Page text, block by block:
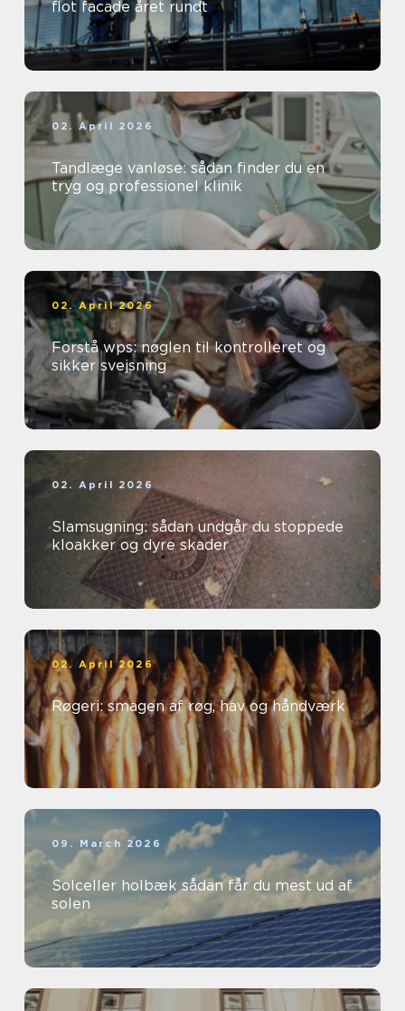
flot facade året rundt
02. April 2026
Tandlæge vanløse: sådan finder du en
tryg og professionel klinik
02. April 2026
Forstå wps: nøglen til kontrolleret og
sikker svejsning
02. April 2026
Slamsugning: sådan undgår du stoppede
kloakker og dyre skader
02. April 2026
Røgeri: smagen af røg, hav og håndværk
09. March 2026
Solceller holbæk sådan får du mest ud af
solen